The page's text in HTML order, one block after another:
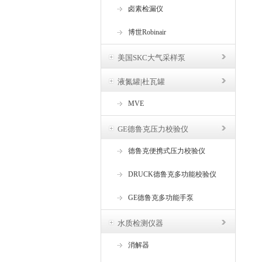
卤素检漏仪
博世Robinair
美国SKC大气采样泵
液氮罐|杜瓦罐
MVE
GE德鲁克压力校验仪
德鲁克便携式压力校验仪
DRUCK德鲁克多功能校验仪
GE德鲁克多功能手泵
水质检测仪器
消解器